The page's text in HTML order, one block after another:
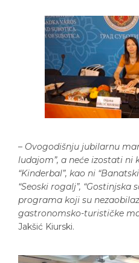
– Ovogodišnju jubilarnu
ludajom”, a neće izostati ni
“Kinderbal”, kao ni
“Seoski rogalj”,
programa koji su
gastronomsko-turističke
Jakšić Kiurski.